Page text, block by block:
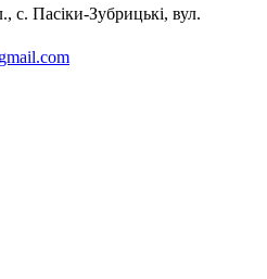
с. Пасіки-Зубрицькі, вул.